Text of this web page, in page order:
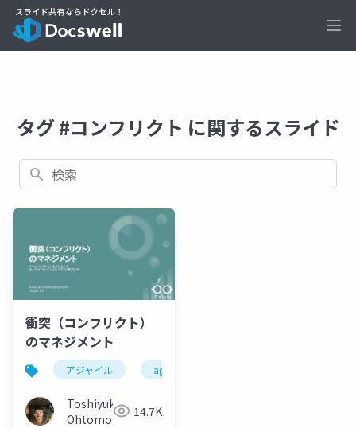
タグ #コンフリクト に関するスライド
検索
衝突（コンフリクト）
のマネジメント
アジャイル agile
Toshiyuki
Ohtomo
14.7K